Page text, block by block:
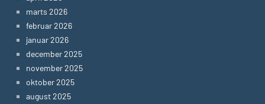
marts 2026
februar 2026
januar 2026
december 2025
november 2025
oktober 2025
august 2025